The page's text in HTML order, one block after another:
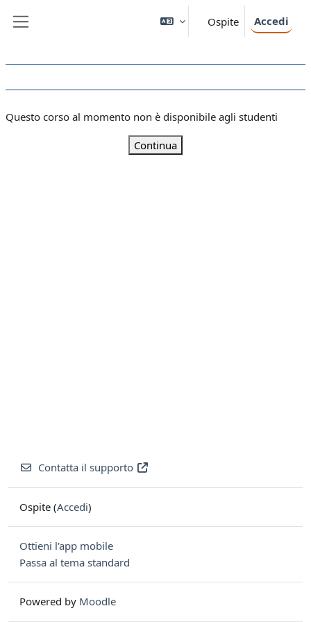
Ospite Accedi
Questo corso al momento non è disponibile agli studenti
Continua
Contatta il supporto
Ospite (Accedi)
Ottieni l'app mobile
Passa al tema standard
Powered by Moodle